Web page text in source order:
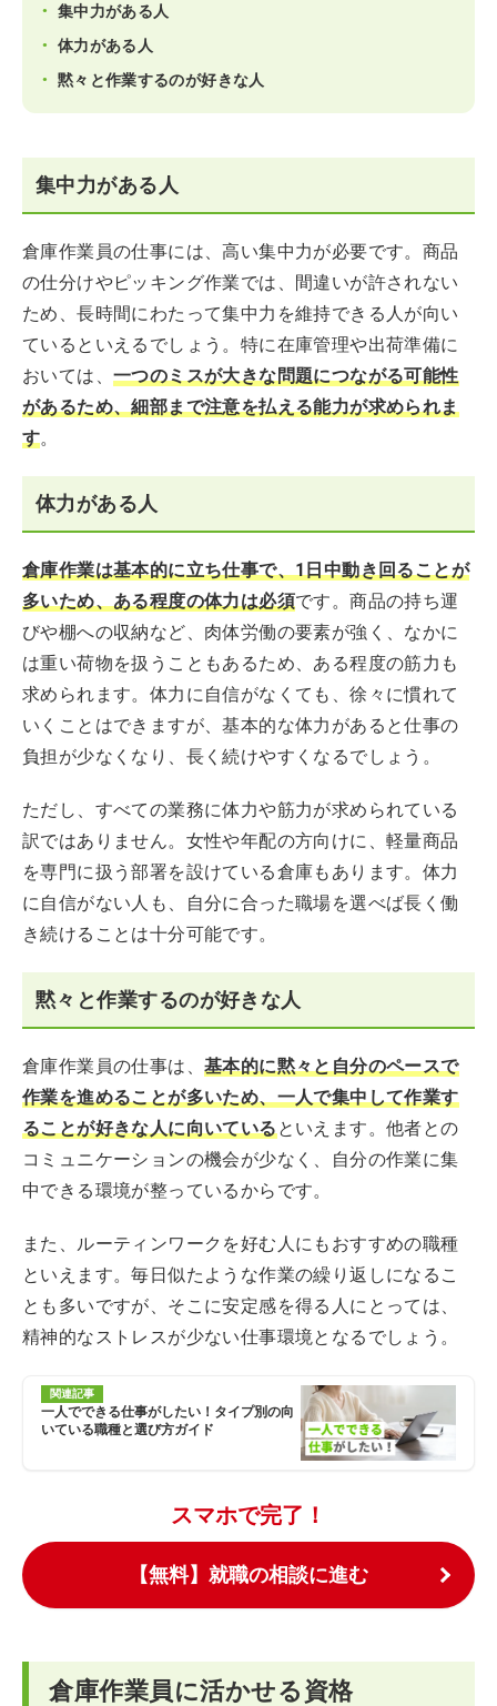
集中力がある人
体力がある人
黙々と作業するのが好きな人
集中力がある人
倉庫作業員の仕事には、高い集中力が必要です。商品
の仕分けやピッキング作業では、間違いが許されない
ため、長時間にわたって集中力を維持できる人が向い
ているといえるでしょう。特に在庫管理や出荷準備に
おいては、 一つのミスが大きな問題につながる可能性
があるため、細部まで注意を払える能力が求められま
す。
体力がある人
倉庫作業は基本的に立ち仕事で、1日中動き回ることが
多いため、ある程度の体力は必須です。商品の持ち運
びや棚への収納など、肉体労働の要素が強く、なかに
は重い荷物を扱うこともあるため、ある程度の筋力も
求められます。体力に自信がなくても、徐々に慣れて
いくことはできますが、基本的な体力があると仕事の
負担が少なくなり、長く続けやすくなるでしょう。
ただし、すべての業務に体力や筋力が求められている
訳ではありません。女性や年配の方向けに、軽量商品
を専門に扱う部署を設けている倉庫もあります。体力
に自信がない人も、自分に合った職場を選べば長く働
き続けることは十分可能です。
黙々と作業するのが好きな人
倉庫作業員の仕事は、 基本的に黙々と自分のペースで
作業を進めることが多いため、一人で集中して作業す
ることが好きな人に向いているといえます。他者との
コミュニケーションの機会が少なく、自分の作業に集
中できる環境が整っているからです。
また、ルーティンワークを好む人にもおすすめの職種
といえます。毎日似たような作業の繰り返しになるこ
とも多いですが、そこに安定感を得る人にとっては、
精神的なストレスが少ない仕事環境となるでしょう。
関連記事
一人でできる仕事がしたい！タイプ別の向
いている職種と選び方ガイド
スマホで完了！
【無料】就職の相談に進む
倉庫作業員に活かせる資格